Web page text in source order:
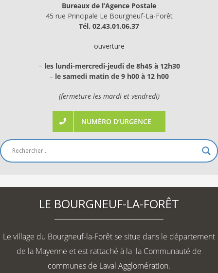
Bureaux de l’Agence Postale
45 rue Principale Le Bourgneuf-La-Forêt
Tél. 02.43.01.06.37
ouverture
– les lundi-mercredi-jeudi de 8h45 à 12h30
– le samedi matin de 9 h00 à 12 h00
(fermeture les mardi et vendredi)
NUMÉRO D’URGENCE
LE BOURGNEUF-LA-FORÊT
Le village du Bourgneuf-la-Forêt se situe dans le département
de la Mayenne et est rattaché à la la Communauté de
communes de Laval Agglomération.